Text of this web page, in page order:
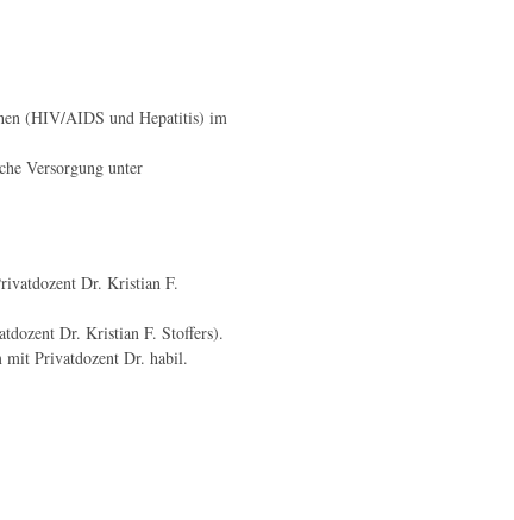
(HIV/AIDS und Hepatitis) im
Versorgung unter
Dr. Kristian F.
Dr. Kristian F. Stoffers).
mit Privatdozent Dr. habil.